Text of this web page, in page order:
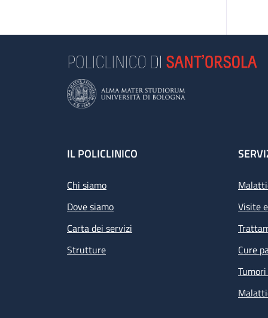
Footer
IL POLICLINICO
Chi siamo
Dove siamo
Carta dei servizi
Strutture
Visite
Cure